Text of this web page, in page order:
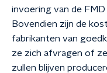
invoering van de
Bovendien zijn de
fabrikanten van
ze zich afvragen of
zullen blijven